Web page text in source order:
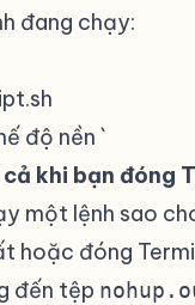
đang chạy:
độ nền `
khi bạn đóng
một lệnh sao
hoặc đóng
đến tệp